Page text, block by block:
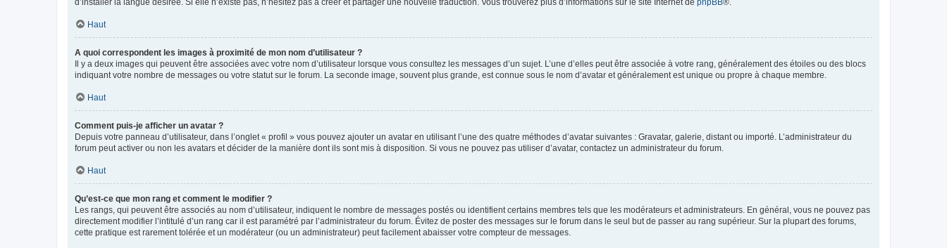
Haut
A quoi correspondent les images à proximité de mon nom d’utilisateur ?
Il y a deux images qui peuvent être associées avec votre nom d’utilisateur lorsque vous consultez les messages d’un sujet. L’une d’elles peut être associée à votre rang, généralement des étoiles ou des blocs
indiquant votre nombre de messages ou votre statut sur le forum. La seconde image, souvent plus grande, est connue sous le nom d’avatar et généralement est unique ou propre à chaque membre.
Haut
Comment puis-je afficher un avatar ?
Depuis votre panneau d’utilisateur, dans l’onglet « profil » vous pouvez ajouter un avatar en utilisant l’une des quatre méthodes d’avatar suivantes : Gravatar, galerie, distant ou importé. L’administrateur du
forum peut activer ou non les avatars et décider de la manière dont ils sont mis à disposition. Si vous ne pouvez pas utiliser d’avatar, contactez un administrateur du forum.
Haut
Qu’est-ce que mon rang et comment le modifier ?
Les rangs, qui peuvent être associés au nom d’utilisateur, indiquent le nombre de messages postés ou identifient certains membres tels que les modérateurs et administrateurs. En général, vous ne pouvez pas
directement modifier l’intitulé d’un rang car il est paramétré par l’administrateur du forum. Évitez de poster des messages sur le forum dans le seul but de passer au rang supérieur. Sur la plupart des forums,
cette pratique est rarement tolérée et un modérateur (ou un administrateur) peut facilement abaisser votre compteur de messages.